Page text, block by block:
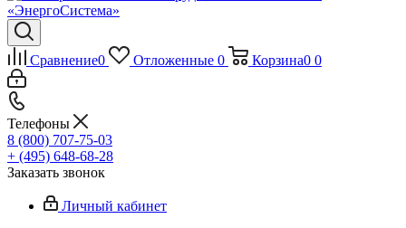
Сравнение0 Отложенные 0 Корзина0 0
Телефоны
8 (800) 707-75-03
+ (495) 648-68-28
Заказать звонок
Личный кабинет